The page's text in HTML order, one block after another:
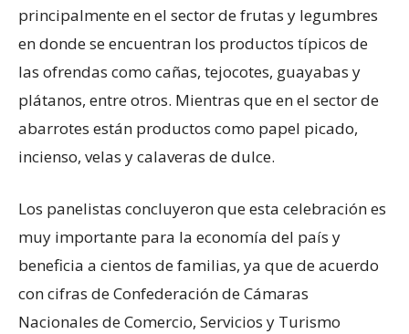
principalmente en el sector de frutas y legumbres
en donde se encuentran los productos típicos de
las ofrendas como cañas, tejocotes, guayabas y
plátanos, entre otros. Mientras que en el sector de
abarrotes están productos como papel picado,
incienso, velas y calaveras de dulce.
Los panelistas concluyeron que esta celebración es
muy importante para la economía del país y
beneficia a cientos de familias, ya que de acuerdo
con cifras de Confederación de Cámaras
Nacionales de Comercio, Servicios y Turismo